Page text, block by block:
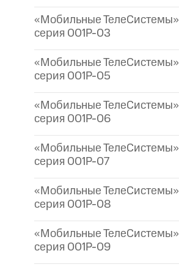
«Мобильные ТелеСистемы»
серия 001P-03
«Мобильные ТелеСистемы»
серия 001P-05
«Мобильные ТелеСистемы»
серия 001P-06
«Мобильные ТелеСистемы»
серия 001P-07
«Мобильные ТелеСистемы»
серия 001P-08
«Мобильные ТелеСистемы»
серия 001P-09